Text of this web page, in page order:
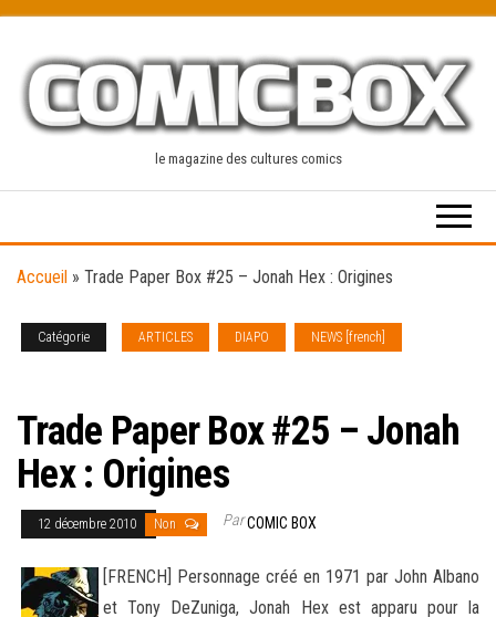
content
le magazine des cultures comics
Accueil » Trade Paper Box #25 – Jonah Hex : Origines
Catégorie ARTICLES DIAPO NEWS [french]
Trade Paper Box #25 – Jonah
Hex : Origines
12 décembre 2010 Non ParCOMIC BOX
[FRENCH] Personnage créé en 1971 par John Albano
et Tony DeZuniga, Jonah Hex est apparu pour la